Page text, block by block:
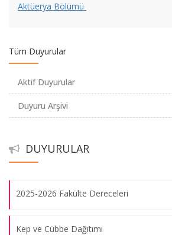
Aktüerya Bölümü
Tüm Duyurular
Aktif Duyurular
Duyuru Arşivi
DUYURULAR
2025-2026 Öğretim Yılı Yemek Bursu
2547 Sayılı Kanunun 44. Maddesi II. Sınav
Zorunlu Yabancı Dil Muafiyet Sınavı
2025-2026 Fakülte Dereceleri
Kep ve Cübbe Dağıtımı